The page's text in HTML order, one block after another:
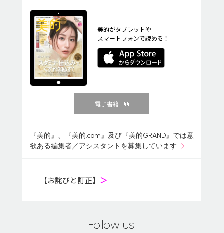
美的がタブレットや
スマートフォンで読める！
電子書籍
『美的』、『美的.com』及び『美的GRAND』では意
欲ある編集者／アシスタントを募集しています
【お詫びと訂正】 ＞
Follow us!